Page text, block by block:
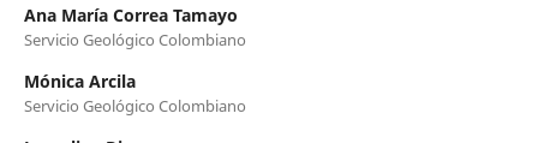
Ana María Correa Tamayo
Servicio Geológico Colombiano
Mónica Arcila
Servicio Geológico Colombiano